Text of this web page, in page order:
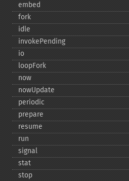
embed
fork
idle
invokePending
io
loopFork
now
nowUpdate
periodic
prepare
resume
run
signal
stat
stop